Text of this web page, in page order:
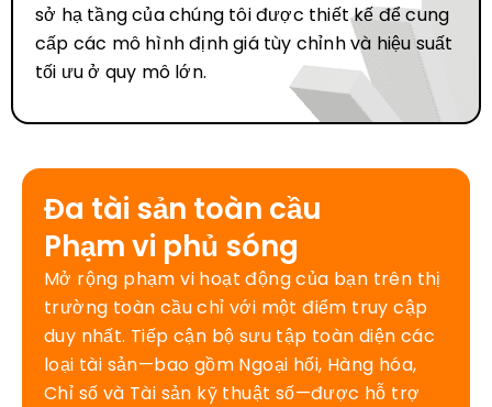
sở hạ tầng của chúng tôi được thiết kế để cung
cấp các mô hình định giá tùy chỉnh và hiệu suất
tối ưu ở quy mô lớn.
Đa tài sản toàn cầu
Phạm vi phủ sóng
Mở rộng phạm vi hoạt động của bạn trên thị
trường toàn cầu chỉ với một điểm truy cập
duy nhất. Tiếp cận bộ sưu tập toàn diện các
loại tài sản—bao gồm Ngoại hối, Hàng hóa,
Chỉ số và Tài sản kỹ thuật số—được hỗ trợ